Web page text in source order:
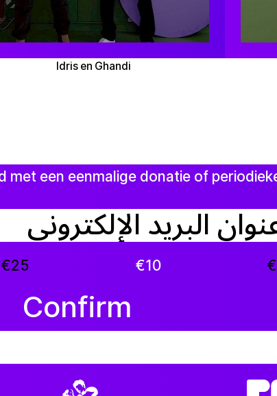
Idris en Ghandi
met een eenmalige donatie of
€10
€25